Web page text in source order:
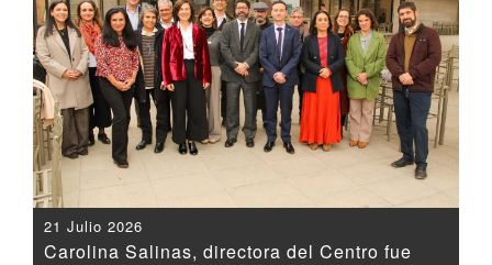
21 Julio 2026
Carolina Salinas, directora del Centro fue